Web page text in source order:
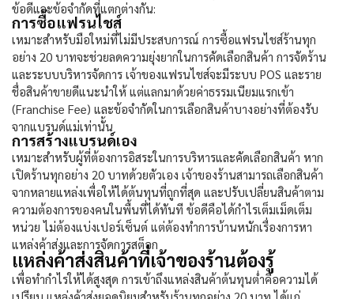
ข้อดีและข้อจำกัดที่แตกต่างกัน:
การซื้อแฟรนไชส์
เหมาะสำหรับมือใหม่ที่ไม่มีประสบการณ์ การซื้อแฟรนไชส์ร้านทุก
อย่าง 20 บาทจะช่วยลดความยุ่งยากในการคัดเลือกสินค้า การจัดร้าน
และระบบบริหารจัดการ เจ้าของแฟรนไชส์จะมีระบบ POS และราย
ชื่อสินค้าขายดีแนะนำให้ แต่แลกมาด้วยค่าธรรมเนียมแรกเข้า
(Franchise Fee) และข้อจำกัดในการเลือกสินค้าบางอย่างที่ต้องรับ
จากแบรนด์แม่เท่านั้น
การสร้างแบรนด์เอง
เหมาะสำหรับผู้ที่ต้องการอิสระในการบริหารและคัดเลือกสินค้า หาก
เปิดร้านทุกอย่าง 20 บาทด้วยตัวเอง เจ้าของร้านสามารถเลือกสินค้า
จากหลายแหล่งเพื่อให้ได้ต้นทุนที่ถูกที่สุด และปรับเปลี่ยนสินค้าตาม
ความต้องการของคนในพื้นที่ได้ทันที ข้อดีคือได้กำไรเต็มเม็ดเต็ม
หน่วย ไม่ต้องแบ่งเปอร์เซ็นต์ แต่ต้องทำการบ้านหนักเรื่องการหา
แหล่งค้าส่งและการจัดการสต็อก
แหล่งค้าส่งสินค้าที่เจ้าของร้านต้องรู้
เพื่อทำกำไรให้ได้สูงสุด การเข้าถึงแหล่งสินค้าต้นทุนต่ำคือความได้